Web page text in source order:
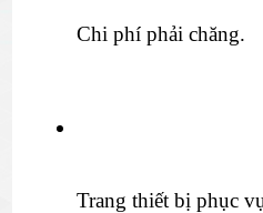
Chi phí phải chăng.
Trang thiết bị phục